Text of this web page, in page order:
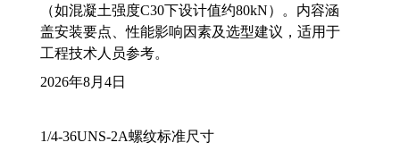
（如混凝土强度C30下设计值约80kN）。内容涵
盖安装要点、性能影响因素及选型建议，适用于
工程技术人员参考。
2026年8月4日
1/4-36UNS-2A螺纹标准尺寸